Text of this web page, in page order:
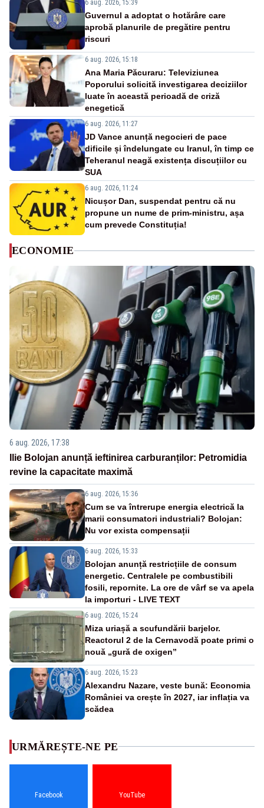
6 aug. 2026, 15:39
Guvernul a adoptat o hotărâre care
aprobă planurile de pregătire pentru
riscuri
6 aug. 2026, 15:18
Ana Maria Păcuraru: Televiziunea
Poporului solicită investigarea deciziilor
luate în această perioadă de criză
enegetică
6 aug. 2026, 11:27
JD Vance anunță negocieri de pace
dificile și îndelungate cu Iranul, în timp ce
Teheranul neagă existența discuțiilor cu
SUA
6 aug. 2026, 11:24
Nicușor Dan, suspendat pentru că nu
propune un nume de prim-ministru, așa
cum prevede Constituția!
ECONOMIE
6 aug. 2026, 17:38
Ilie Bolojan anunță ieftinirea carburanților: Petromidia
revine la capacitate maximă
6 aug. 2026, 15:36
Cum se va întrerupe energia electrică la
marii consumatori industriali? Bolojan:
Nu vor exista compensații
6 aug. 2026, 15:33
Bolojan anunță restricțiile de consum
energetic. Centralele pe combustibili
fosili, repornite. La ore de vârf se va apela
la importuri - LIVE TEXT
6 aug. 2026, 15:24
Miza uriașă a scufundării barjelor.
Reactorul 2 de la Cernavodă poate primi o
nouă „gură de oxigen”
6 aug. 2026, 15:23
Alexandru Nazare, veste bună: Economia
României va crește în 2027, iar inflația va
scădea
URMĂREȘTE-NE PE
Facebook YouTube